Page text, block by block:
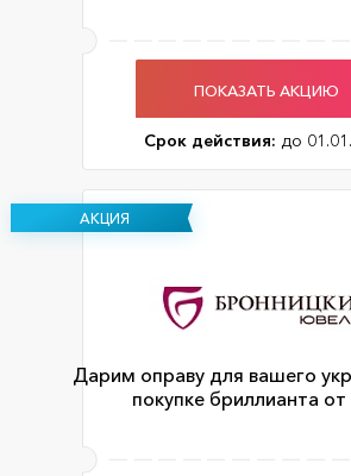
ПОКАЗАТЬ АКЦИЮ
Срок действия: до
АКЦИЯ
Дарим оправу для вашего
покупке бриллианта